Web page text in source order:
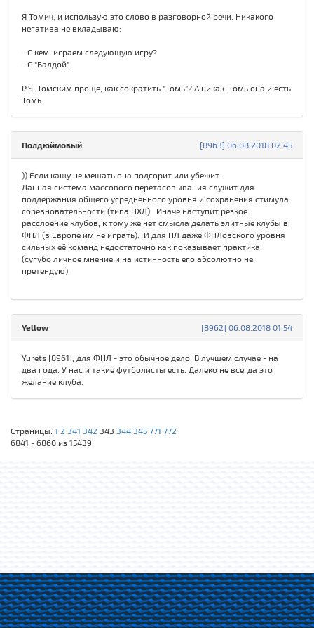
Я Томич, и использую это слово в разговорной речи. Никакого
негатива не вкладываю:
- С кем играем следующую игру?
- С "Балдой".
P.S. Томским проще, как сократить "Томь"? А никак. Томь она и есть
Томь.
[8963] 06.08.2018 02:45
Полдюймовый
)) Если кашу не мешать она подгорит или убежит.
Данная система массового перетасовывания служит для
поддержания общего усреднённого уровня и сохранения стимула
соревновательности (типа НХЛ). Иначе наступит резкое
расслоение клубов, к тому же нет смысла делать элитные клубы в
ФНЛ (в Европе им не играть). И для ПЛ даже ФНЛовского уровня
сильных её команд недостаточно как показывает практика.
(сугубо личное мнение и на истинность его абсолютно не
претендую)
[8962] 06.08.2018 01:54
Yellow
Yurets [8961], для ФНЛ - это обычное дело. В лучшем случае - на
два года. У нас и такие футболисты есть. Далеко не всегда это
желание клуба.
Страницы: 1 2 341 342 343 344 345 771 772
6841 - 6860 из 15439